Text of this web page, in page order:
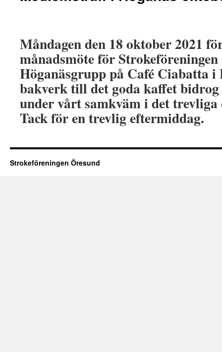
Måndagen den 18 oktober 2021
månadsmöte för Strokeföreningen
Höganäsgrupp på Café Ciabatta i
bakverk till det goda kaffet
under vårt samkväm i det trevliga
Tack för en trevlig eftermiddag.
Strokeföreningen Öresund